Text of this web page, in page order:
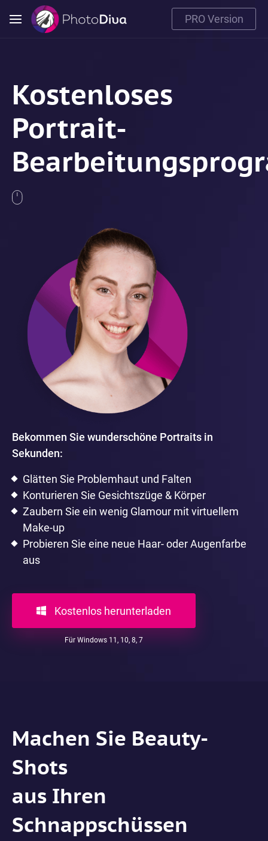
PRO Version
Kostenloses
Portrait-
Bekommen Sie wunderschöne Portraits in
Sekunden:
Glätten Sie Problemhaut und Falten
Konturieren Sie Gesichtszüge & Körper
Zaubern Sie ein wenig Glamour mit virtuellem
Make-up
Probieren Sie eine neue Haar- oder Augenfarbe
aus
Kostenlos herunterladen
Für Windows 11, 10, 8, 7
Machen Sie Beauty-
Shots
aus Ihren
Schnappschüssen